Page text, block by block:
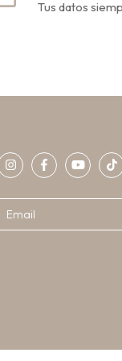
Tus datos